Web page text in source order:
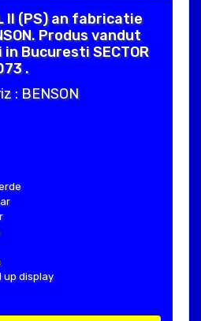
II (PS) an fabricatie
Produs vandut
Bucuresti SECTOR
.
: BENSON
up display